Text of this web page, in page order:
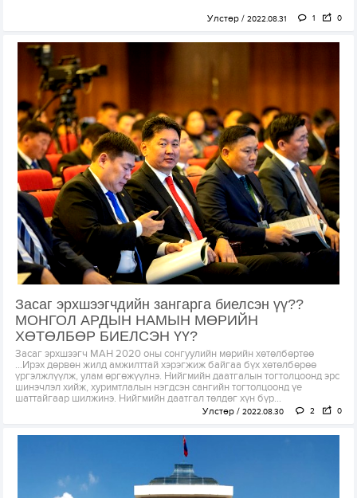
Улстөр 2022.08.31 1 0
Засаг эрхшээгчдийн зангарга биелсэн үү??
МОНГОЛ АРДЫН НАМЫН МӨРИЙН
ХӨТӨЛБӨР БИЕЛСЭН ҮҮ?
Засаг эрхшээгч МАН 2020 оны сонгуулийн мөрийн хөтөлбөртөө
...Ирэх дөрвөн жилд амжилттай хэрэгжиж байгаа бүх хөтөлбөрөө
үргэлжлүүлж, улам өргөжүүлнэ. Нийгмийн даатгалын тогтолцоонд эрс
шинэчлэл хийж, хуримтлалын нэгдсэн сангийн тогтолцоонд үе
шаттайгаар шилжинэ. Нийгмийн даатгал төлдөг хүн бүр...
Улстөр 2022.08.30 2 0